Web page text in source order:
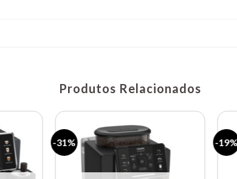
Produtos Relacionados
Lista de
-31%
Lista de
-19%